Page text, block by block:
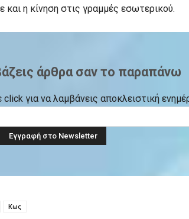
και η κίνηση στις γραμμές εσωτερικού.
άρθρα σαν το παραπάνω
για να λαμβάνεις αποκλειστική
Κως